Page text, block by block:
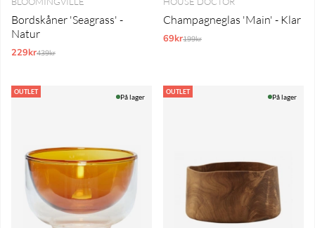
Bordskåner 'Seagrass' -
Natur
229krNormalpris:
439kr
Champagneglas 'Main' - Klar
69krNormalpris:
199kr
OUTLET
På lager
OUTLET
På lager